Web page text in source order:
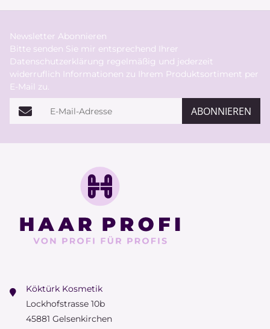
Newsletter Abonnieren
Bitte senden Sie mir entsprechend Ihrer
Datenschutzerklärung regelmäßig und jederzeit
widerruflich Informationen zu Ihrem Produktsortiment per
E-Mail zu.
E-Mail-Adresse ABONNIEREN
Köktürk Kosmetik
Lockhofstrasse 10b
45881 Gelsenkirchen